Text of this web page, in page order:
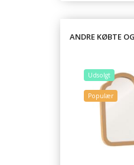
ANDRE KØBTE
Udsolgt
Populær